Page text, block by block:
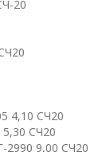
20
4,10 СЧ20
СЧ20
2990 9,00 СЧ20